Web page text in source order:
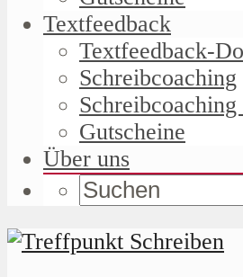
Textfeedback
Textfeedback-
Schreibcoaching
Gutscheine
Über uns